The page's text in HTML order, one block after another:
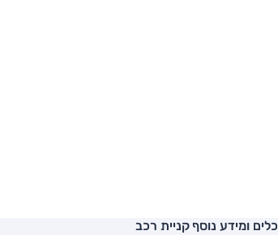
כלים ומידע נוסף קניית רכב